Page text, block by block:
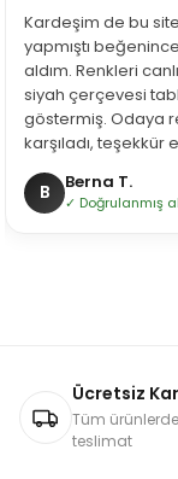
Kardeşim de bu
yapmıştı
aldım. Renkleri
siyah çerçevesi
göstermiş. Odaya
karşıladı, teşekkür
B Berna T.
✓ Doğrulanmış
Ücretsiz
Tüm
teslimat